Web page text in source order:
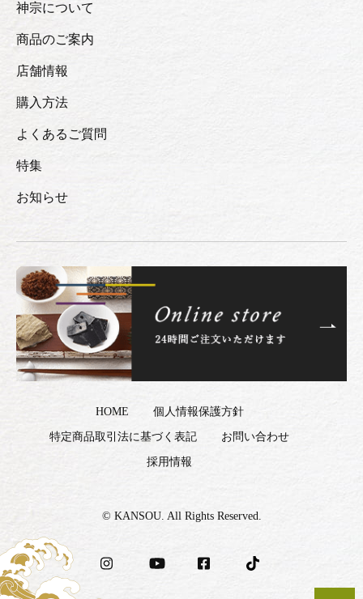
神宗について
商品のご案内
店舗情報
購入方法
よくあるご質問
特集
お知らせ
HOME 個人情報保護方針
特定商品取引法に基づく表記 お問い合わせ
採用情報
© KANSOU. All Rights Reserved.